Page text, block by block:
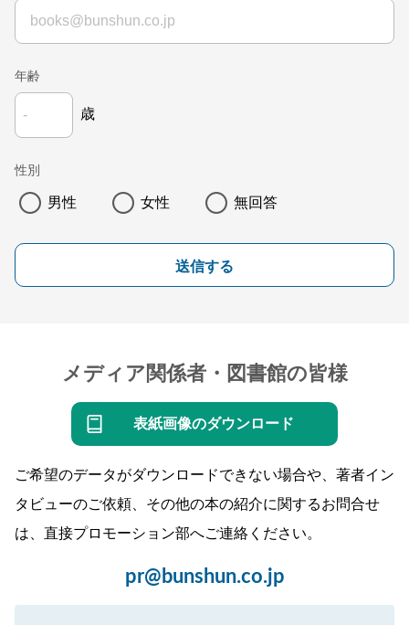
年齢
歳
性別
男性 女性 無回答
送信する
メディア関係者・図書館の皆様
表紙画像のダウンロード
ご希望のデータがダウンロードできない場合や、著者イン
タビューのご依頼、その他の本の紹介に関するお問合せ
は、直接プロモーション部へご連絡ください。
pr@bunshun.co.jp